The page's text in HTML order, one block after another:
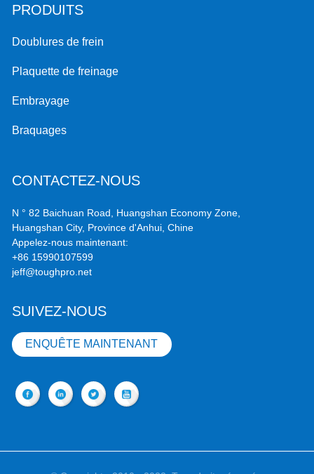
PRODUITS
Doublures de frein
Plaquette de freinage
Embrayage
Braquages
CONTACTEZ-NOUS
N ° 82 Baichuan Road, Huangshan Economy Zone,
Huangshan City, Province d'Anhui, Chine
Appelez-nous maintenant:
+86 15990107599
jeff@toughpro.net
SUIVEZ-NOUS
ENQUÊTE MAINTENANT